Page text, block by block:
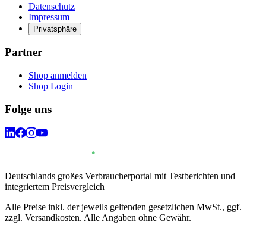
Datenschutz
Impressum
Privatsphäre
Partner
Shop anmelden
Shop Login
Folge uns
Deutschlands großes Verbraucherportal mit Testberichten und
integriertem Preisvergleich
Alle Preise inkl. der jeweils geltenden gesetzlichen MwSt., ggf.
zzgl. Versandkosten. Alle Angaben ohne Gewähr.